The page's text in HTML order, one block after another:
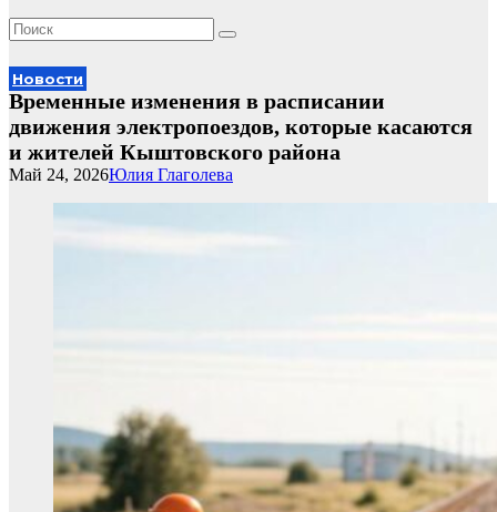
Новости
Временные изменения в расписании
движения электропоездов, которые касаются
и жителей Кыштовского района
Юлия Глаголева
Май 24, 2026